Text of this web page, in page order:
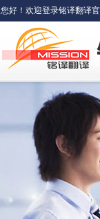
您好！欢迎登录铭译翻译